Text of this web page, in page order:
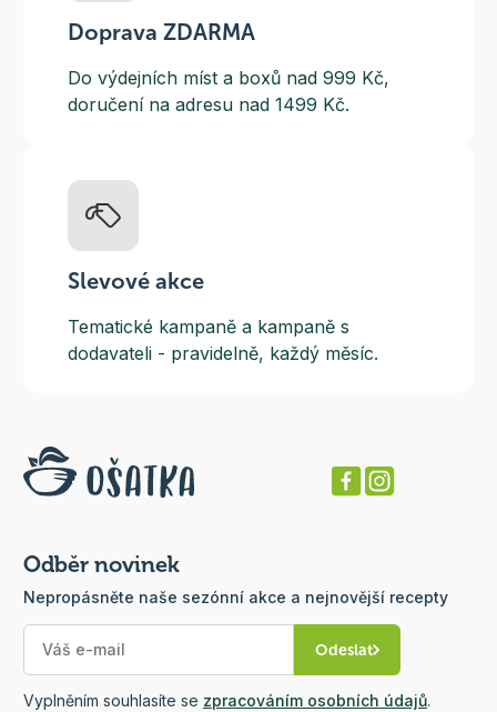
Doprava ZDARMA
Do výdejních míst a boxů nad 999 Kč,
doručení na adresu nad 1499 Kč.
Slevové akce
Tematické kampaně a kampaně s
dodavateli - pravidelně, každý měsíc.
Odběr novinek
Nepropásněte naše sezónní akce a nejnovější recepty
Odeslat
Vyplněním souhlasíte se zpracováním osobních údajů.